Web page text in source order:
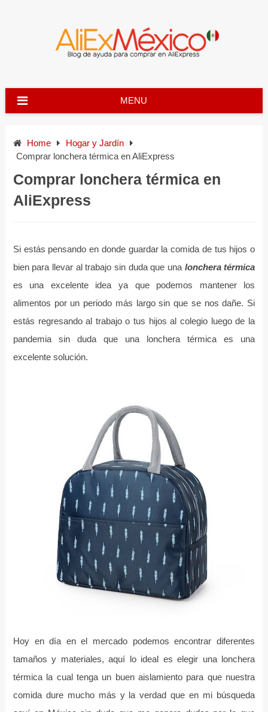
MENU
Home
Hogar y Jardín
Comprar lonchera térmica en AliExpress
Comprar lonchera térmica en
AliExpress
Si estás pensando en donde guardar la comida de tus hijos o
bien para llevar al trabajo sin duda que una lonchera térmica
es una excelente idea ya que podemos mantener los
alimentos por un periodo más largo sin que se nos dañe. Si
estás regresando al trabajo o tus hijos al colegio luego de la
pandemia sin duda que una lonchera térmica es una
excelente solución.
Hoy en día en el mercado podemos encontrar diferentes
tamaños y materiales, aquí lo ideal es elegir una lonchera
térmica la cual tenga un buen aislamiento para que nuestra
comida dure mucho más y la verdad que en mi búsqueda